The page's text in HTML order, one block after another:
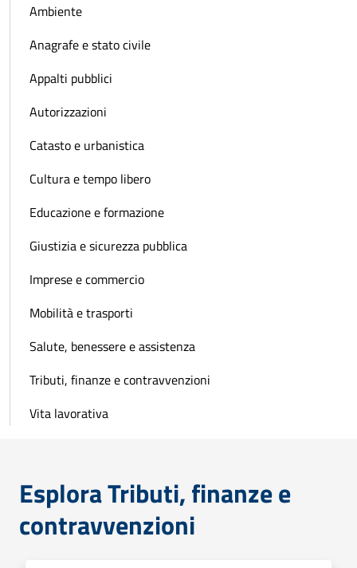
Ambiente
Anagrafe e stato civile
Appalti pubblici
Autorizzazioni
Catasto e urbanistica
Cultura e tempo libero
Educazione e formazione
Giustizia e sicurezza pubblica
Imprese e commercio
Mobilità e trasporti
Salute, benessere e assistenza
Tributi, finanze e contravvenzioni
Vita lavorativa
Esplora Tributi, finanze e
contravvenzioni